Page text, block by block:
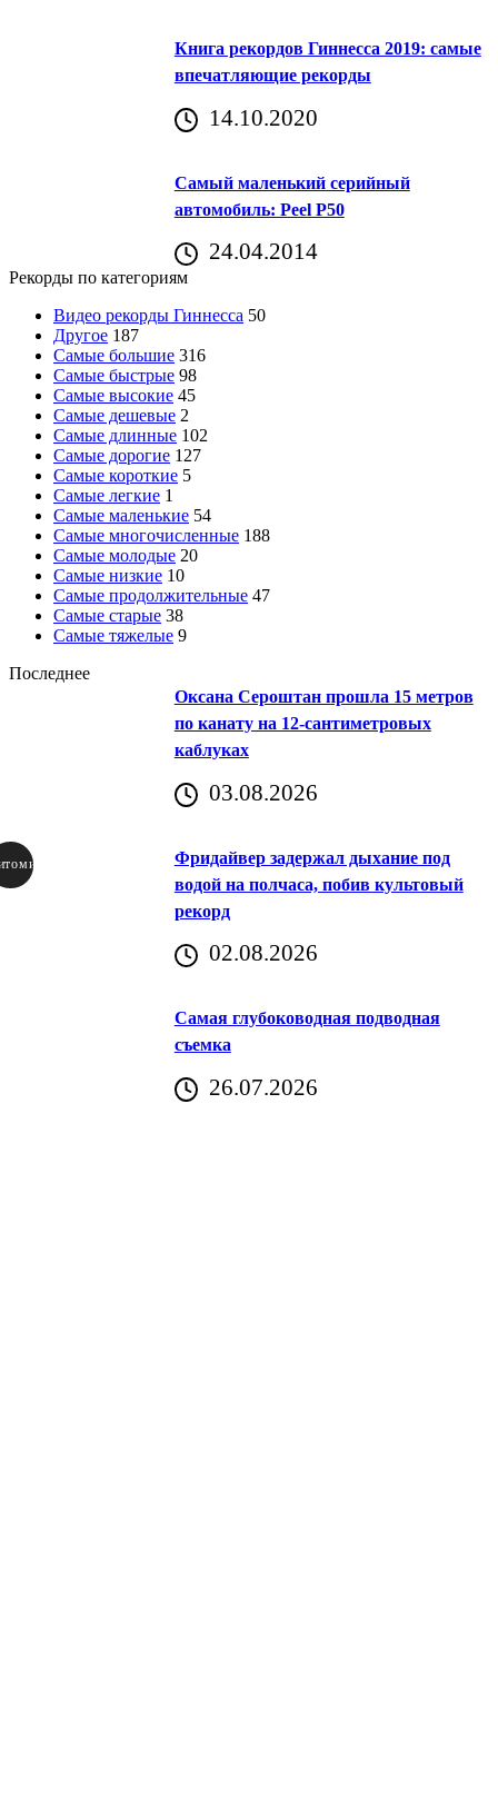
Книга рекордов Гиннесса 2019: самые
впечатляющие рекорды
14.10.2020
Самый маленький серийный
автомобиль: Peel P50
24.04.2014
Рекорды по категориям
Видео рекорды Гиннесса 50
Другое 187
Самые большие 316
Самые быстрые 98
Самые высокие 45
Самые дешевые 2
Самые длинные 102
Самые дорогие 127
Самые короткие 5
Самые легкие 1
Самые маленькие 54
Самые многочисленные 188
Самые молодые 20
Самые низкие 10
Самые продолжительные 47
Самые старые 38
Самые тяжелые 9
Последнее
Оксана Сероштан прошла 15 метров
по канату на 12-сантиметровых
каблуках
03.08.2026
Фридайвер задержал дыхание под
водой на полчаса, побив культовый
рекорд
02.08.2026
Самая глубоководная подводная
съемка
26.07.2026